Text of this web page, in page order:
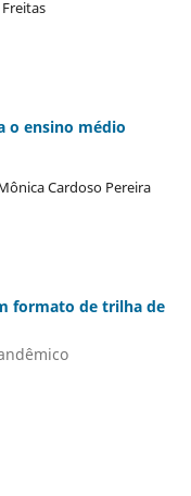
o ensino médio
Cardoso Pereira
formato de trilha de